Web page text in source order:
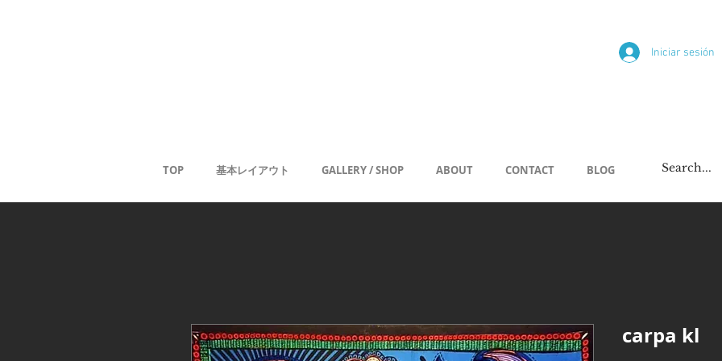
Iniciar sesión
TOP 基本レイアウト GALLERY / SHOP ABOUT CONTACT BLOG
carpa kl